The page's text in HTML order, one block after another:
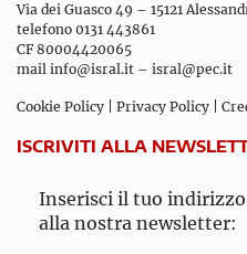
Via dei Guasco 49 – 15121
telefono 0131 443861
CF 80004420065
mail info@isral.it – isral@pec.it
Cookie Policy Privacy Policy
ISCRIVITI ALLA
Inserisci il tuo
alla nostra newsletter: